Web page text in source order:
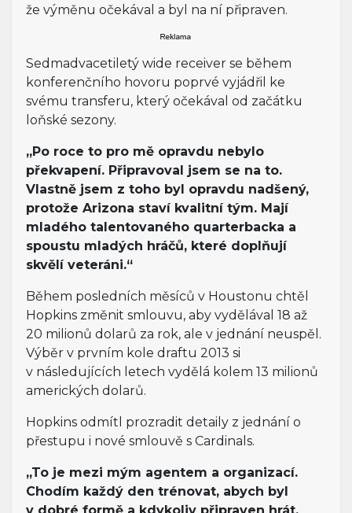
že výměnu očekával a byl na ní připraven.
Sedmadvacetiletý wide receiver se během
konferenčního hovoru poprvé vyjádřil ke
svému transferu, který očekával od začátku
loňské sezony.
„Po roce to pro mě opravdu nebylo
překvapení. Připravoval jsem se na to.
Vlastně jsem z toho byl opravdu nadšený,
protože Arizona staví kvalitní tým. Mají
mladého talentovaného quarterbacka a
spoustu mladých hráčů, které doplňují
skvělí veteráni.“
Během posledních měsíců v Houstonu chtěl
Hopkins změnit smlouvu, aby vydělával 18 až
20 milionů dolarů za rok, ale v jednání neuspěl.
Výběr v prvním kole draftu 2013 si
v následujících letech vydělá kolem 13 milionů
amerických dolarů.
Hopkins odmítl prozradit detaily z jednání o
přestupu i nové smlouvě s Cardinals.
„To je mezi mým agentem a organizací.
Chodím každý den trénovat, abych byl